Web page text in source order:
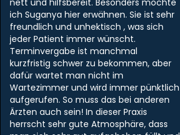
nett und hilfsbereit. Besonders möchte
ich Suganya hier erwähnen. Sie ist sehr
freundlich und unhektisch , was sich
jeder Patient immer wünscht.
Terminvergabe ist manchmal
kurzfristig schwer zu bekommen, aber
dafür wartet man nicht im
Wartezimmer und wird immer pünktlich
aufgerufen. So muss das bei anderen
Ärzten auch sein! In dieser Praxis
herrscht sehr gute Atmosphäre, dass